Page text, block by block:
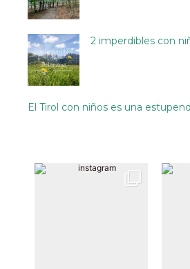
2 imperdibles con
El Tirol con niños es una